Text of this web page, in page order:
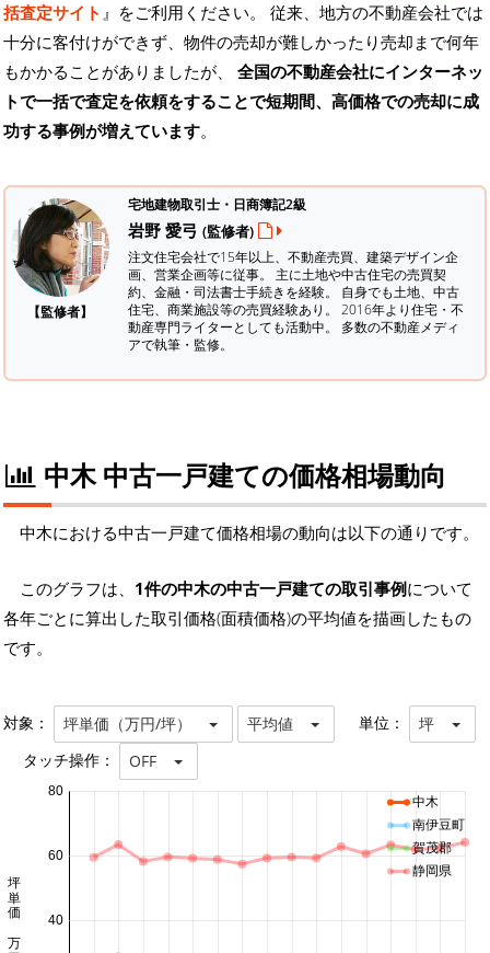
括査定サイト 』をご利用ください。 従来、地方の不動産会社では
十分に客付けができず、物件の売却が難しかったり売却まで何年
もかかることがありましたが、 全国の不動産会社にインターネッ
トで一括で査定を依頼をすることで短期間、高価格での売却に成
功する事例が増えています。
【監修者】
宅地建物取引士・日商簿記2級
岩野 愛弓 (監修者)
注文住宅会社で15年以上、不動産売買、建築デザイン企
画、営業企画等に従事。 主に土地や中古住宅の売買契
約、金融・司法書士手続きを経験。 自身でも土地、中古
住宅、商業施設等の売買経験あり。 2016年より住宅・不
動産専門ライターとしても活動中。 多数の不動産メディ
アで執筆・監修。
中木 中古一戸建ての価格相場動向
中木における中古一戸建て価格相場の動向は以下の通りです。
このグラフは、 1件の中木の中古一戸建ての取引事例について
各年ごとに算出した取引価格(面積価格)の平均値を描画したもの
です。
対象： 坪単価（万円/坪） 平均値 単位： 坪
タッチ操作： OFF
40
60
80
坪単価 万円/坪
中木
南伊豆町
賀茂郡
静岡県